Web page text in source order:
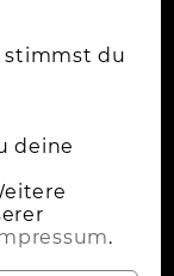
stimmst du
deine
.